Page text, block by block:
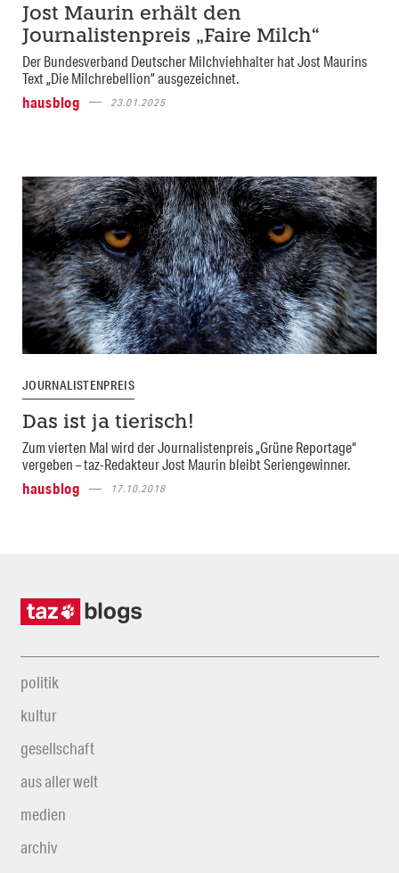
Jost Maurin erhält den
Journalistenpreis „Faire Milch“
Der Bundesverband Deutscher Milchviehhalter hat Jost Maurins
Text „Die Milchrebellion” ausgezeichnet.
hausblog
23.01.2025
JOURNALISTENPREIS
Das ist ja tierisch!
Zum vierten Mal wird der Journalistenpreis „Grüne Reportage“
vergeben – taz-Redakteur Jost Maurin bleibt Seriengewinner.
hausblog
17.10.2018
politik
kultur
gesellschaft
aus aller welt
medien
archiv